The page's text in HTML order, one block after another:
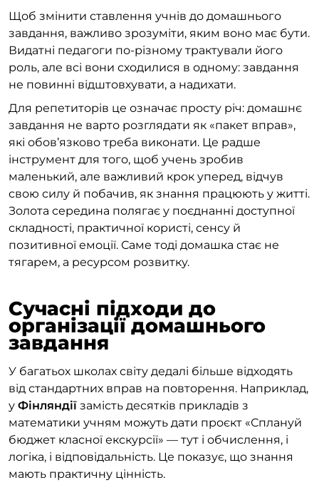
Щоб змінити ставлення учнів до домашнього
завдання, важливо зрозуміти, яким воно має бути.
Видатні педагоги по-різному трактували його
роль, але всі вони сходилися в одному: завдання
не повинні відштовхувати, а надихати.
Для репетиторів це означає просту річ: домашнє
завдання не варто розглядати як «пакет вправ»,
які обов’язково треба виконати. Це радше
інструмент для того, щоб учень зробив
маленький, але важливий крок уперед, відчув
свою силу й побачив, як знання працюють у житті.
Золота середина полягає у поєднанні доступної
складності, практичної користі, сенсу й
позитивної емоції. Саме тоді домашка стає не
тягарем, а ресурсом розвитку.
Сучасні підходи до
організації домашнього
завдання
У багатьох школах світу дедалі більше відходять
від стандартних вправ на повторення. Наприклад,
у Фінляндії замість десятків прикладів з
математики учням можуть дати проєкт «Сплануй
бюджет класної екскурсії» — тут і обчислення, і
логіка, і відповідальність. Це показує, що знання
мають практичну цінність.